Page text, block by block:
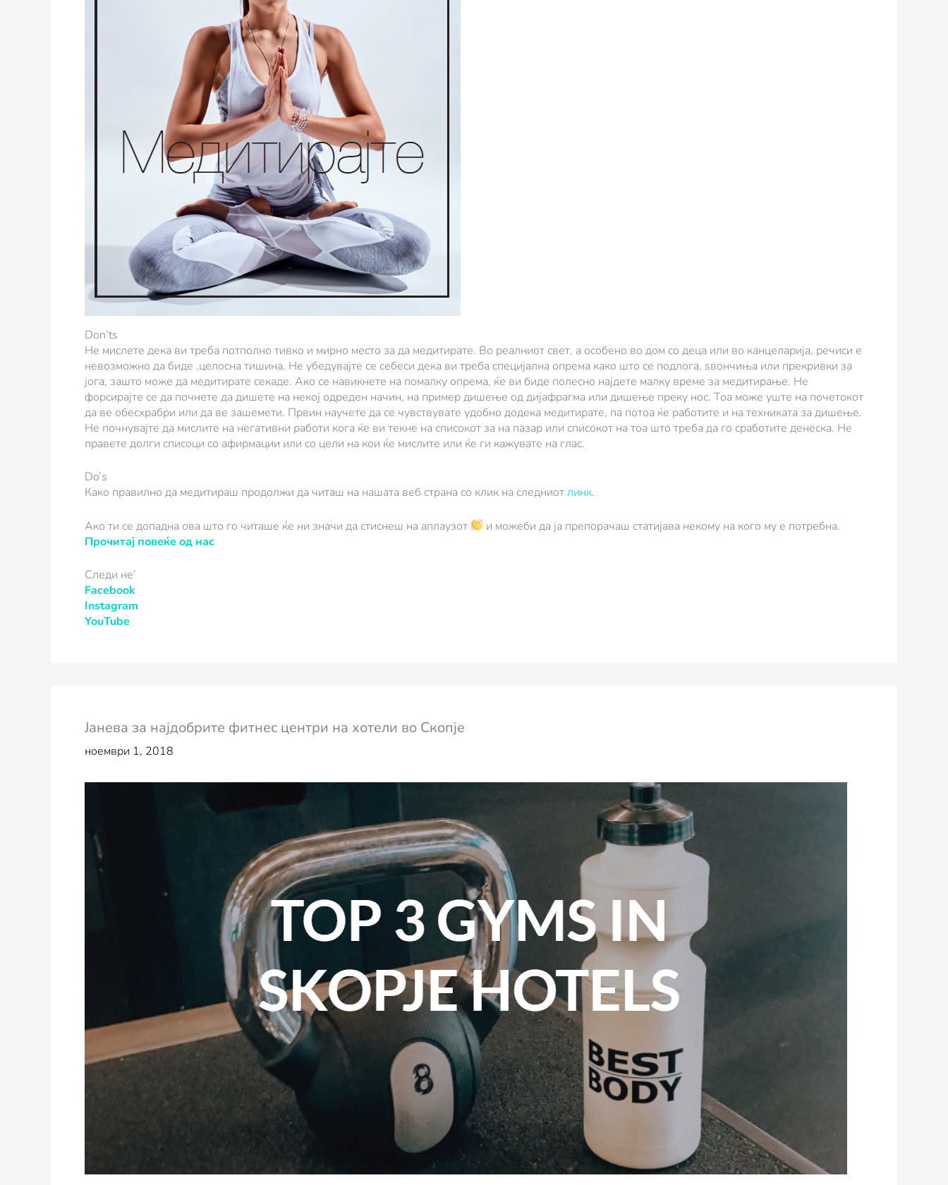
Don’ts
Не мислете дека ви треба потполно тивко и мирно место за да медитирате. Во реалниот свет, а особено во дом со деца или во канцеларија, речиси е
невозможно да биде ,целосна тишина. Не убедувајте се себеси дека ви треба специјална опрема како што се подлога, ѕвончиња или прекривки за
јога, зашто може да медитирате секаде. Ако се навикнете на помалку опрема, ќе ви биде полесно најдете малку време за медитирање. Не
форсирајте се да почнете да дишете на некој одреден начин, на пример дишење од дијафрагма или дишење преку нос. Тоа може уште на почетокот
да ве обесхрабри или да ве зашемети. Првин научете да се чувствувате удобно додека медитирате, па потоа ќе работите и на техниката за дишење.
Не почнувајте да мислите на негативни работи кога ќе ви текне на списокот за на пазар или списокот на тоа што треба да го сработите денеска. Не
правете долги списоци со афирмации или со цели на кои ќе мислите или ќе ги кажувате на глас.
Do’s
Како правилно да медитираш продолжи да читаш на нашата веб страна со клик на следниотлинк.
Ако ти се допадна ова што го читаше ќе ни значи да стиснеш на аплаузот
и можеби да ја препорачаш статијава некому на кого му е потребна.
Прочитај повеќе од нас
Следи не’
Facebook
Instagram
YouTube
Јанева за најдобрите фитнес центри на хотели во Скопје
ноември 1, 2018